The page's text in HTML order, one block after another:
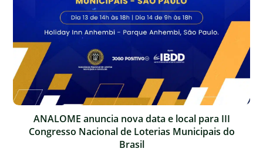
ANALOME anuncia nova data e local para III
Congresso Nacional de Loterias Municipais do
Brasil